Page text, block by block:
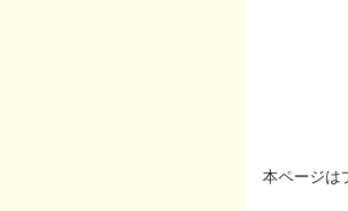
本ページは